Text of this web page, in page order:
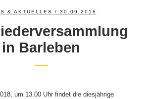
& AKTUELLES / 30.09.2018
in Barleben
um 13.00 Uhr findet die diesjährige